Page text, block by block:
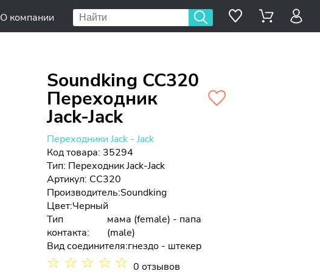
О компании
Soundking CC320
Переходник
Jack-Jack
Переходники Jack - Jack
Код товара: 35294
Тип: Переходник Jack-Jack
Артикул: CC320
Производитель:Soundking
Цвет:Черный
Тип
контакта:
мама (female) - папа
(male)
Вид соединителя:гнездо - штекер
☆ ☆ ☆ ☆ ☆ 0 отзывов